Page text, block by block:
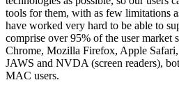
tools for them, with as few limitations
have worked very hard to be able to
comprise over 95% of the user market
Chrome, Mozilla Firefox, Apple
JAWS and NVDA (screen readers),
MAC users.